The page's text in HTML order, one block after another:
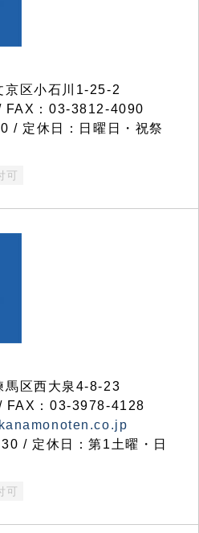
区小石川1-25-2
：03-3812-4090
/ 定休日：日曜日・祝祭
可
区西大泉4-8-23
FAX：03-3978-4128
/ 定休日：第1土曜・日
可